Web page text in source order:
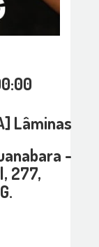
Lâminas
-
277,